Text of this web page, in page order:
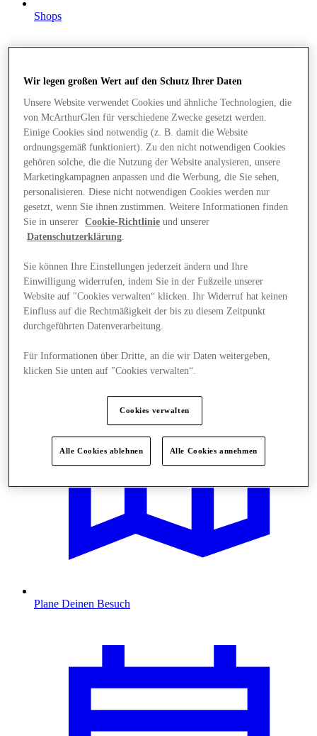
Shops
Angebote
Plane Deinen Besuch
Wir legen großen Wert auf den Schutz Ihrer Daten
Unsere Website verwendet Cookies und ähnliche Technologien, die
von McArthurGlen für verschiedene Zwecke gesetzt werden.
Einige Cookies sind notwendig (z. B. damit die Website
ordnungsgemäß funktioniert). Zu den nicht notwendigen Cookies
gehören solche, die die Nutzung der Website analysieren, unsere
Marketingkampagnen anpassen und die Werbung, die Sie sehen,
personalisieren. Diese nicht notwendigen Cookies werden nur
gesetzt, wenn Sie ihnen zustimmen. Weitere Informationen finden
Sie in unserer
Cookie-Richtlinie und unserer
Datenschutzerklärung.
Sie können Ihre Einstellungen jederzeit ändern und Ihre
Einwilligung widerrufen, indem Sie in der Fußzeile unserer
Website auf "Cookies verwalten“ klicken. Ihr Widerruf hat keinen
Einfluss auf die Rechtmäßigkeit der bis zu diesem Zeitpunkt
durchgeführten Datenverarbeitung.
Für Informationen über Dritte, an die wir Daten weitergeben,
klicken Sie unten auf "Cookies verwalten“.
Cookies verwalten
Alle Cookies ablehnen Alle Cookies annehmen